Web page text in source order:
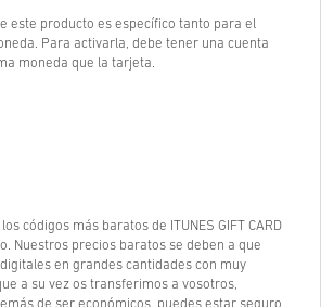
este producto es específico tanto para el
Para activarla, debe tener una cuenta
moneda que la tarjeta.
códigos más baratos de ITUNES GIFT CARD
Nuestros precios baratos se deben a que
en grandes cantidades con muy
a su vez os transferimos a vosotros,
de ser económicos, puedes estar seguro